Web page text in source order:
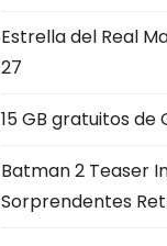
Estrella del Real
27
15 GB gratuitos de
Batman 2 Teaser
Sorprendentes